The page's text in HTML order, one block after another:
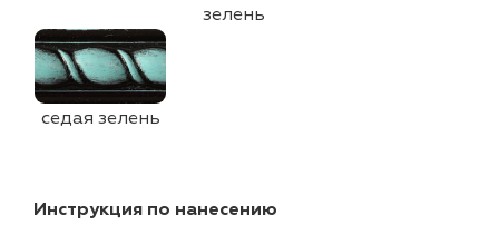
зелень
седая зелень
Инструкция по нанесению